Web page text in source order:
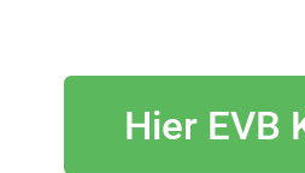
Hier EVB